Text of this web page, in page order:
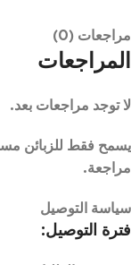
مراجعات (0)
المراجعات
لا توجد مراجعات بعد.
يسمح فقط للزبائن
مراجعة.
سياسة التوصيل
فترة التوصيل: